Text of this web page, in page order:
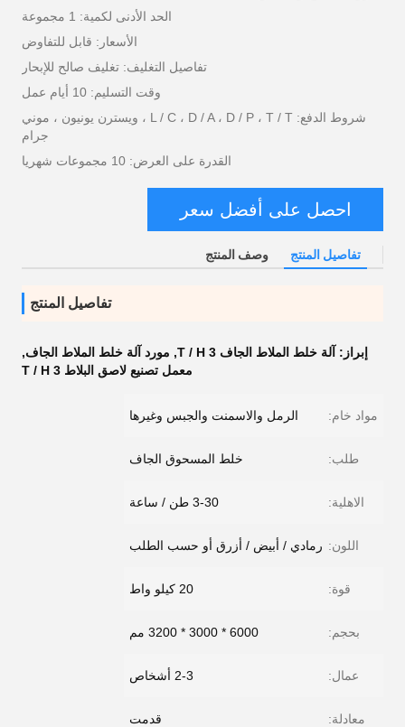
الحد الأدنى لكمية: 1 مجموعة
الأسعار: قابل للتفاوض
تفاصيل التغليف: تغليف صالح للإبحار
وقت التسليم: 10 أيام عمل
شروط الدفع: L / C ، D / A ، D / P ، T / T ، ويسترن يونيون ، موني
جرام
القدرة على العرض: 10 مجموعات شهريا
احصل على أفضل سعر
تفاصيل المنتج وصف المنتج
تفاصيل المنتج
إبراز: آلة خلط الملاط الجاف 3 T / H , مورد آلة خلط الملاط الجاف,
معمل تصنيع لاصق البلاط 3 T / H
مواد خام: الرمل والاسمنت والجبس وغيرها
طلب: خلط المسحوق الجاف
الاهلية: 3-30 طن / ساعة
اللون: رمادي / أبيض / أزرق أو حسب الطلب
قوة: 20 كيلو واط
بحجم: 6000 * 3000 * 3200 مم
عمال: 2-3 أشخاص
معادلة: قدمت